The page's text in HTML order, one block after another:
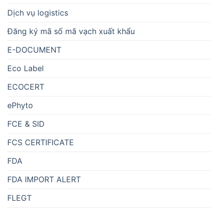
Dịch vụ logistics
Đăng ký mã số mã vạch xuất khẩu
E-DOCUMENT
Eco Label
ECOCERT
ePhyto
FCE & SID
FCS CERTIFICATE
FDA
FDA IMPORT ALERT
FLEGT